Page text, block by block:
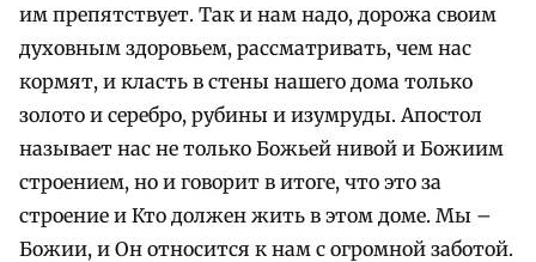
им препятствует. Так и нам надо, дорожа своим
духовным здоровьем, рассматривать, чем нас
кормят, и класть в стены нашего дома только
золото и серебро, рубины и изумруды. Апостол
называет нас не только Божьей нивой и Божиим
строением, но и говорит в итоге, что это за
строение и Кто должен жить в этом доме. Мы –
Божии, и Он относится к нам с огромной заботой.